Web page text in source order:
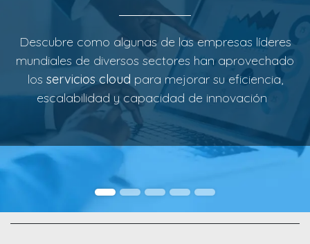
Descubre como algunas de las empresas líderes
mundiales de diversos sectores han aprovechado
los servicios cloud para mejorar su eficiencia,
escalabilidad y capacidad de innovación